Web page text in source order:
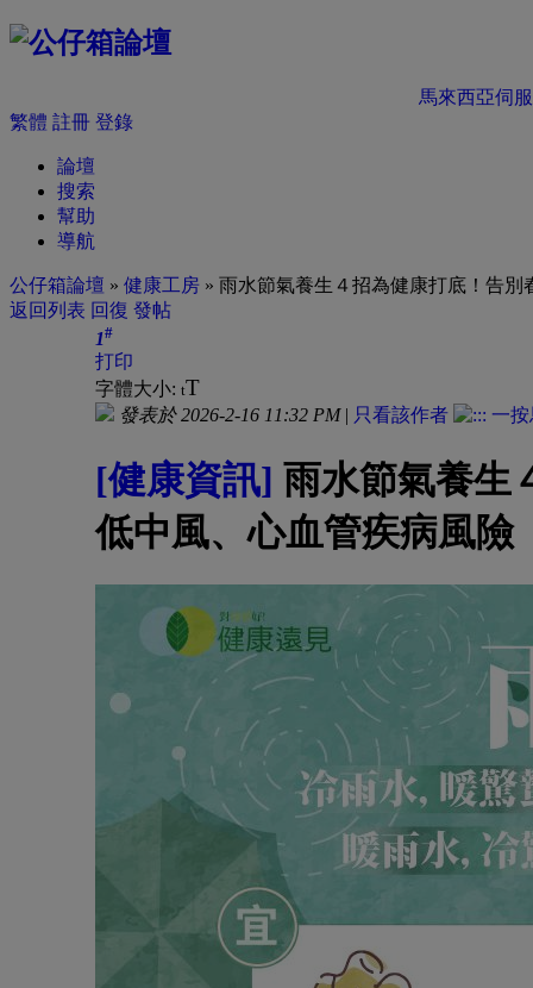
馬來西亞伺
繁體 註冊 登錄
論壇
搜索
幫助
導航
公仔箱論壇 » 健康工房 » 雨水節氣養生４招為健康打底！告
返回列表 回復 發帖
1#
打印
字體大小: tT
發表於 2026-2-16 11:32 PM| 只看該作者
[健康資訊] 雨水節氣養生
低中風、心血管疾病風險